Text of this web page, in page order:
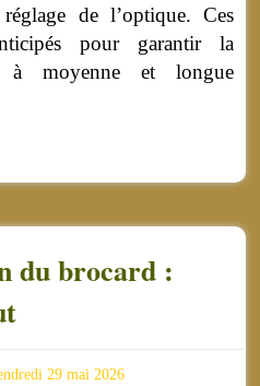
de l’optique. Ces
pour garantir la
à moyenne et longue
du brocard :
29 mai 2026